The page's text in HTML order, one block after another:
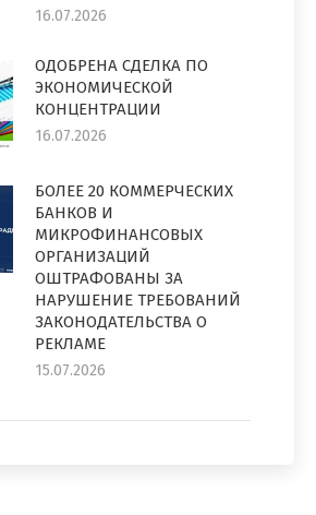
16.07.2026
ОДОБРЕНА СДЕЛКА ПО
ЭКОНОМИЧЕСКОЙ
КОНЦЕНТРАЦИИ
16.07.2026
БОЛЕЕ 20 КОММЕРЧЕСКИХ
БАНКОВ И
МИКРОФИНАНСОВЫХ
ОРГАНИЗАЦИЙ
ОШТРАФОВАНЫ ЗА
НАРУШЕНИЕ ТРЕБОВАНИЙ
ЗАКОНОДАТЕЛЬСТВА О
РЕКЛАМЕ
15.07.2026